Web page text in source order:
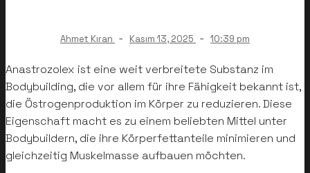
Ahmet Kıran - Kasım 13, 2025 - 10:39 pm
Anastrozolex ist eine weit verbreitete Substanz im
Bodybuilding, die vor allem für ihre Fähigkeit bekannt ist,
die Östrogenproduktion im Körper zu reduzieren. Diese
Eigenschaft macht es zu einem beliebten Mittel unter
Bodybuildern, die ihre Körperfettanteile minimieren und
gleichzeitig Muskelmasse aufbauen möchten.